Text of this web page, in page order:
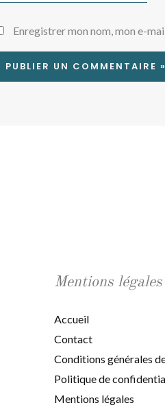
Enregistrer mon nom, mon e-
Mentions légales
Accueil
Contact
Conditions générales
Politique de
Mentions légales